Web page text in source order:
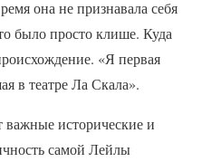
она не признавала себя
было просто клише. Куда
«Я первая
в театре Ла Скала».
важные исторические и
самой Лейлы